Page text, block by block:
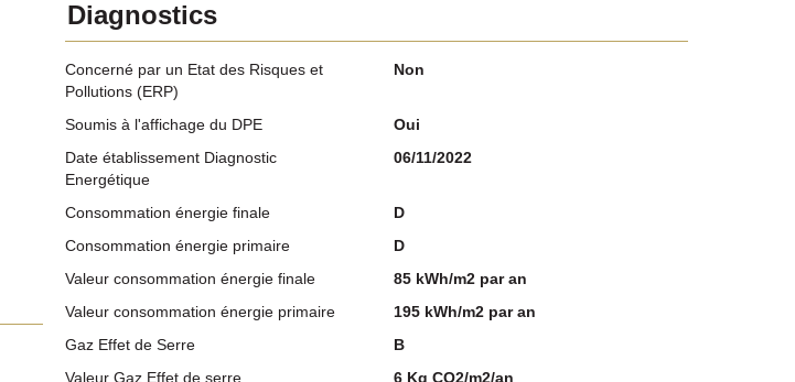
Diagnostics
Concerné par un Etat des Risques et
Pollutions (ERP)
Non
Soumis à l'affichage du DPE
Oui
Date établissement Diagnostic
Energétique
06/11/2022
Consommation énergie finale
D
Consommation énergie primaire
D
Valeur consommation énergie finale
85 kWh/m2 par an
Valeur consommation énergie primaire
195 kWh/m2 par an
Gaz Effet de Serre
B
Valeur Gaz Effet de serre
6 Kg CO2/m2/an